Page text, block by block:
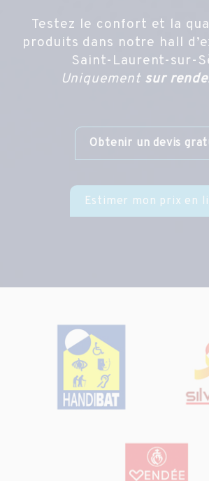
Testez le confort et la
produits dans notre hall
Saint-Laurent-sur-
Uniquement sur
Obtenir un devis
Estimer mon prix en